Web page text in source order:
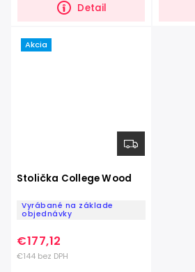
Detail
Akcia
Stolička College Wood
Vyrábané na základe
objednávky
€144 bez DPH
€177,12